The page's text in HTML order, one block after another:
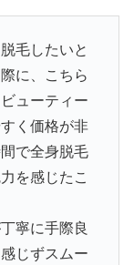
毛したいと
に、こちら
ューティー
く価格が非
で全身脱毛
を感じたこ
寧に手際良
じずスムー